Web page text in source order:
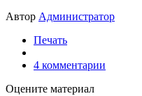
Автор Администратор
Печать
4 комментарии
Оцените материал